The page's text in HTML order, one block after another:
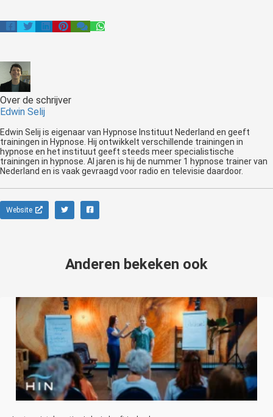
Over de schrijver
Edwin Selij
Edwin Selij is eigenaar van Hypnose Instituut Nederland en geeft
trainingen in Hypnose. Hij ontwikkelt verschillende trainingen in
hypnose en het instituut geeft steeds meer specialistische
trainingen in hypnose. Al jaren is hij de nummer 1 hypnose trainer van
Nederland en is vaak gevraagd voor radio en televisie daardoor.
Website
Anderen bekeken ook